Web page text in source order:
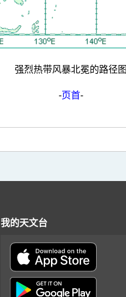
强烈热带风暴北冕的路径
-页首-
我的天文台